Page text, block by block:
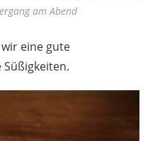
am Abend
eine gute